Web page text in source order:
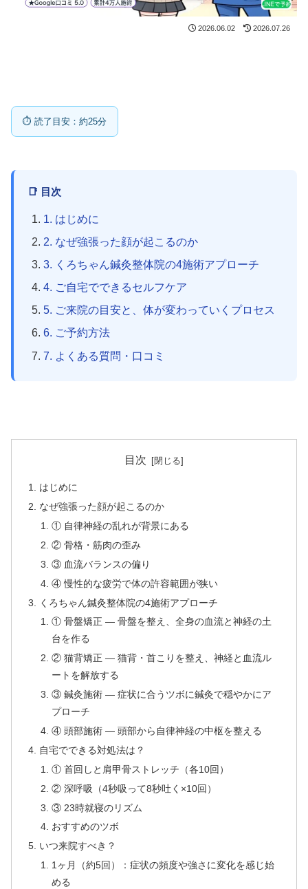
2026.06.02 2026.07.26
⏱ 読了目安：約25分
📑 目次
1. はじめに
2. なぜ強張った顔が起こるのか
3. くろちゃん鍼灸整体院の4施術アプローチ
4. ご自宅でできるセルフケア
5. ご来院の目安と、体が変わっていくプロセス
6. ご予約方法
7. よくある質問・口コミ
目次
はじめに
なぜ強張った顔が起こるのか
① 自律神経の乱れが背景にある
② 骨格・筋肉の歪み
③ 血流バランスの偏り
④ 慢性的な疲労で体の許容範囲が狭い
くろちゃん鍼灸整体院の4施術アプローチ
① 骨盤矯正 — 骨盤を整え、全身の血流と神経の土
台を作る
② 猫背矯正 — 猫背・首こりを整え、神経と血流ル
ートを解放する
③ 鍼灸施術 — 症状に合うツボに鍼灸で穏やかにア
プローチ
④ 頭部施術 — 頭部から自律神経の中枢を整える
自宅でできる対処法は？
① 首回しと肩甲骨ストレッチ（各10回）
② 深呼吸（4秒吸って8秒吐く×10回）
③ 23時就寝のリズム
おすすめのツボ
いつ来院すべき？
1ヶ月（約5回）：症状の頻度や強さに変化を感じ始
める